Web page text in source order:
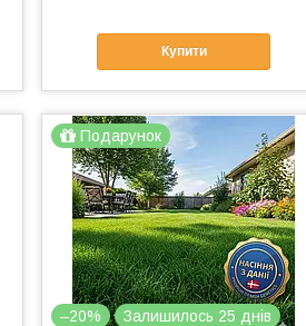
Купити
Подарунок
–20% Залишилось 25 днів